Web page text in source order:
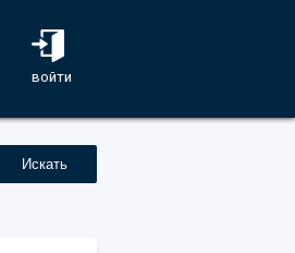
войти
Искать